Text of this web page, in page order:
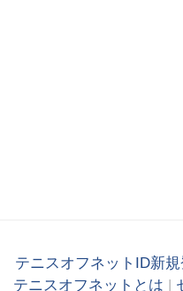
テニスオフネットID新
テニスオフネットとは